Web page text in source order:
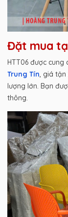
Đặt mua
HTT06 được cung
Trung Tín , giá
lượng lớn. Bạn
thông.